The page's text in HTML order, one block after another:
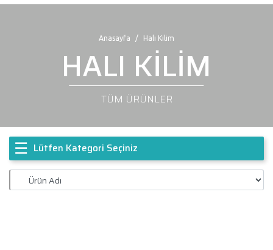
Anasayfa Halı Kilim
HALI KİLİM
TÜM ÜRÜNLER
☰ Lütfen Kategori Seçiniz